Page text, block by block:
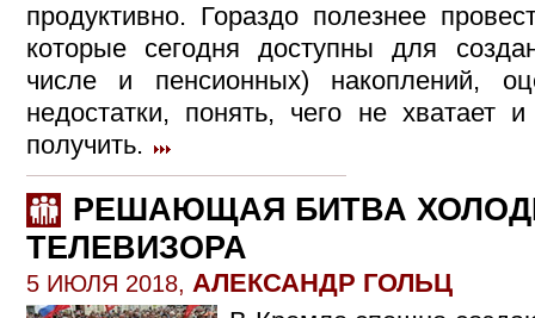
продуктивно. Гораздо полезнее
которые сегодня доступны для
числе и пенсионных) накоплений,
недостатки, понять, чего не
получить.
РЕШАЮЩАЯ БИТВА
ТЕЛЕВИЗОРА
5 ИЮЛЯ 2018, АЛЕКСАНДР ГОЛЬЦ